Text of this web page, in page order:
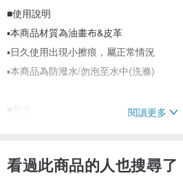
■使用說明
▪本商品材質為油畫布&皮革
▪日久使用出現小擦痕，屬正常情況
▪本商品為防潑水/勿泡至水中(洗滌)
■尺寸
▪ 厚度1.3 cm
閱讀更多
看過此商品的人也搜尋了